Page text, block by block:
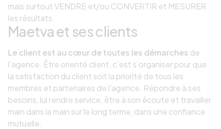
mais surtout VENDRE et/ou CONVERTIR et MESURER
les résultats.
Maetva et ses clients
Le client est au cœur de toutes les démarches de
l’agence. Être orienté client, c’est s’organiser pour que
la satisfaction du client soit la priorité de tous les
membres et partenaires de l’agence. Répondre à ses
besoins, lui rendre service, être à son écoute et travailler
main dans la main sur le long terme, dans une confiance
mutuelle.